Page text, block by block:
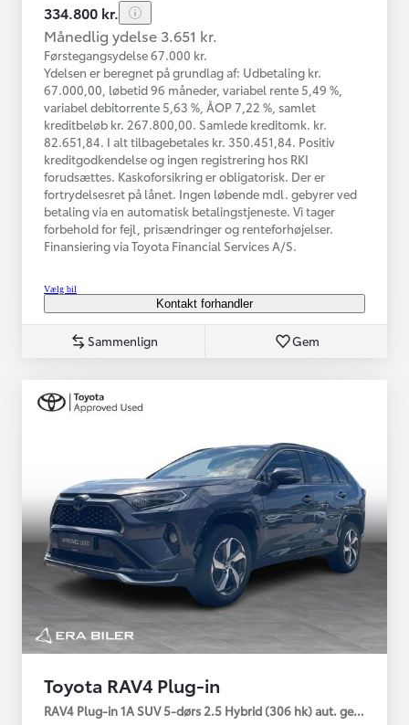
334.800 kr.
Månedlig ydelse 3.651 kr.
Førstegangsydelse 67.000 kr.
Ydelsen er beregnet på grundlag af: Udbetaling kr.
67.000,00, løbetid 96 måneder, variabel rente 5,49 %,
variabel debitorrente 5,63 %, ÅOP 7,22 %, samlet
kreditbeløb kr. 267.800,00. Samlede kreditomk. kr.
82.651,84. I alt tilbagebetales kr. 350.451,84. Positiv
kreditgodkendelse og ingen registrering hos RKI
forudsættes. Kaskoforsikring er obligatorisk. Der er
fortrydelsesret på lånet. Ingen løbende mdl. gebyrer ved
betaling via en automatisk betalingstjeneste. Vi tager
forbehold for fejl, prisændringer og renteforhøjelser.
Finansiering via Toyota Financial Services A/S.
Vælg bil
Kontakt forhandler
Sammenlign Gem
Toyota RAV4 Plug-in
RAV4 Plug-in 1A SUV 5-dørs 2.5 Hybrid (306 hk) aut. gear